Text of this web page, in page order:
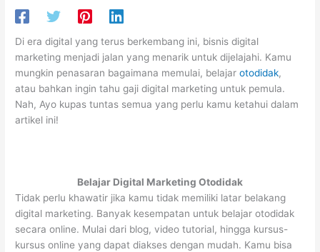
Di era digital yang terus berkembang ini, bisnis digital
marketing menjadi jalan yang menarik untuk dijelajahi. Kamu
mungkin penasaran bagaimana memulai, belajarotodidak,
atau bahkan ingin tahu gaji digital marketing untuk pemula.
Nah, Ayo kupas tuntas semua yang perlu kamu ketahui dalam
artikel ini!
Belajar Digital Marketing Otodidak
Tidak perlu khawatir jika kamu tidak memiliki latar belakang
digital marketing. Banyak kesempatan untuk belajar otodidak
secara online. Mulai dari blog, video tutorial, hingga kursus-
kursus online yang dapat diakses dengan mudah. Kamu bisa